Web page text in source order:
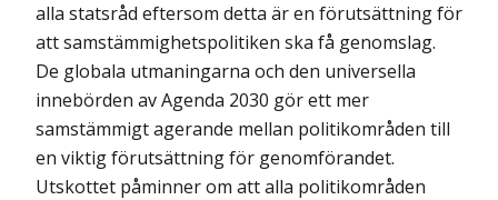
alla statsråd eftersom detta är en förutsättning för
att samstämmighetspolitiken ska få genomslag.
De globala utmaningarna och den universella
innebörden av Agenda 2030 gör ett mer
samstämmigt agerande mellan politikområden till
en viktig förutsättning för genomförandet.
Utskottet påminner om att alla politikområden